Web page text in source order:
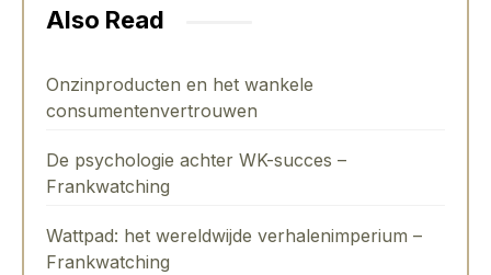
Also Read
Onzinproducten en het wankele
consumentenvertrouwen
De psychologie achter WK-succes –
Frankwatching
Wattpad: het wereldwijde verhalenimperium –
Frankwatching